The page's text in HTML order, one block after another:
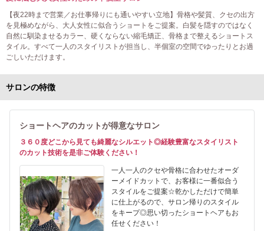
【夜22時まで営業／お仕事帰りにも通いやすい立地】骨格や髪質、クセの出方
を見極めながら、大人女性に似合うショートをご提案。白髪を隠すのではなく
自然に馴染ませるカラー、硬くならない縮毛矯正、骨格まで整えるショートス
タイル。すべて一人のスタイリストが担当し、半個室の空間でゆったりとお過
ごしいただけます。
サロンの特徴
ショートヘアのカットが得意なサロン
３６０度どこから見ても綺麗なシルエット◎経験豊富なスタイリスト
のカット技術を是非ご体験ください！
一人一人のクセや骨格に合わせたオーダ
ーメイドカットで、お客様に一番似合う
スタイルをご提案☆乾かしただけで簡単
に仕上がるので、サロン帰りのスタイル
をキープ◎思い切ったショートヘアもお
任せください！